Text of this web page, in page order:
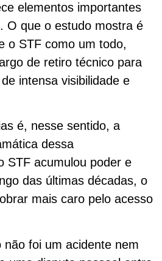
elementos importantes
O que o estudo mostra é
o STF como um todo,
de retiro técnico para
intensa visibilidade e
é, nesse sentido, a
dessa
STF acumulou poder e
das últimas décadas, o
mais caro pelo acesso
não foi um acidente nem